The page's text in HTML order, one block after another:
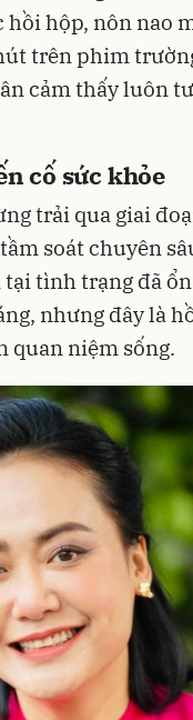
hồi hộp, nôn nao
trên phim
cảm thấy luôn
cố sức khỏe
trải qua giai
soát chuyên
tình trạng đã
nhưng đây là
quan niệm sống.